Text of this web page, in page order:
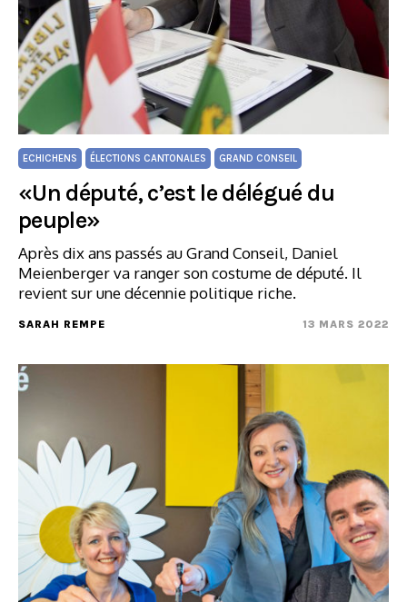
ECHICHENS ÉLECTIONS CANTONALES GRAND CONSEIL
«Un député, c’est le délégué du
peuple»
Après dix ans passés au Grand Conseil, Daniel
Meienberger va ranger son costume de député. Il
revient sur une décennie politique riche.
SARAH REMPE 13 MARS 2022